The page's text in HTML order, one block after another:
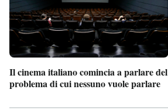
Il cinema italiano comincia a parlare del
problema di cui nessuno vuole parlare